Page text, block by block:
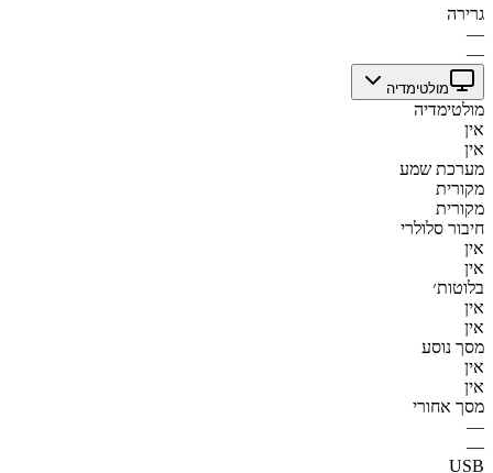
גרירה
—
—
מולטימדיה
מולטימדיה
אין
אין
מערכת שמע
מקורית
מקורית
חיבור סלולרי
אין
אין
בלוטות׳
אין
אין
מסך נוסע
אין
אין
מסך אחורי
—
—
USB